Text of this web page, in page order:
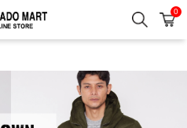
検索 カ
0